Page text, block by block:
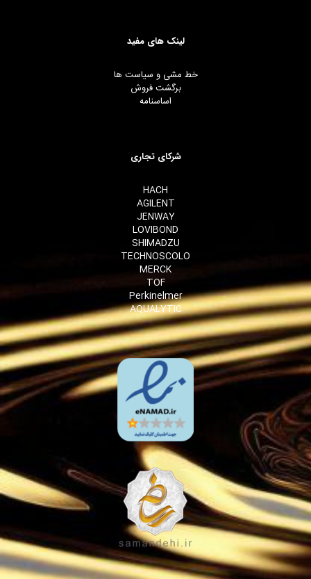
لینک های مفید
خط مشی و سیاست ها
برگشت فروش
اساسنامه
شرکای تجاری
HACH
AGILENT
JENWAY
LOVIBOND
SHIMADZU
TECHNOSCOLO
MERCK
TOF
Perkinelmer
AQUALYTIC